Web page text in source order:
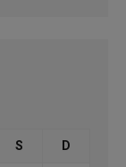
S D